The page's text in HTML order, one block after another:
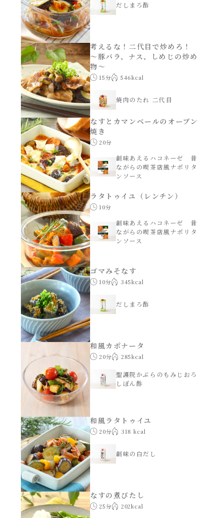
グラタン/ドリア
シャンタン粉末（シャンタンチーズニングを
含む）
パウチのまんまシリーズ
だしまろ麺
シャンタン鍋
おもてなし
BBQ/キャンプ
炊飯器
ホットプレート
レンジ調理
お子さま
節分
ひなまつり
こどもの日
ハロウィン
運動会
クリスマス
すき焼のたれ
焼肉のたれ 初代
焼肉のたれ 二代目
やみつききゃべつの塩たれ
だしまろ酢
聖護院かぶらのもみじおろしぽん酢
ハコネーゼ 完熟トマト
ハコネーゼ 海老クリーム
ハコネーゼ ボロネーゼ
ハコネーゼ ポルチーニ
ハコネーゼ カルボナーラ
ハコネーゼ イカスミ
ハコネーゼ ボンゴレ
ハコネーゼ アラビアータ
ハコネーゼ クリーミーボロネーゼ
だしまろ酢
考えるな！二代目で炒めろ！
～豚バラ、ナス、しめじの炒め
物～
15分 546kcal
焼肉のたれ 二代目
なすとカマンベールのオーブン
焼き
20分
創味あえるハコネーゼ 昔
ながらの喫茶店風ナポリタ
ンソース
ラタトゥイユ（レンチン）
10分
創味あえるハコネーゼ 昔
ながらの喫茶店風ナポリタ
ンソース
ゴマみそなす
10分 345kcal
だしまろ酢
和風カポナータ
20分 285kcal
聖護院かぶらのもみじおろ
しぽん酢
和風ラタトゥイユ
20分 318 kcal
創味の白だし
なすの煮びたし
25分 202kcal